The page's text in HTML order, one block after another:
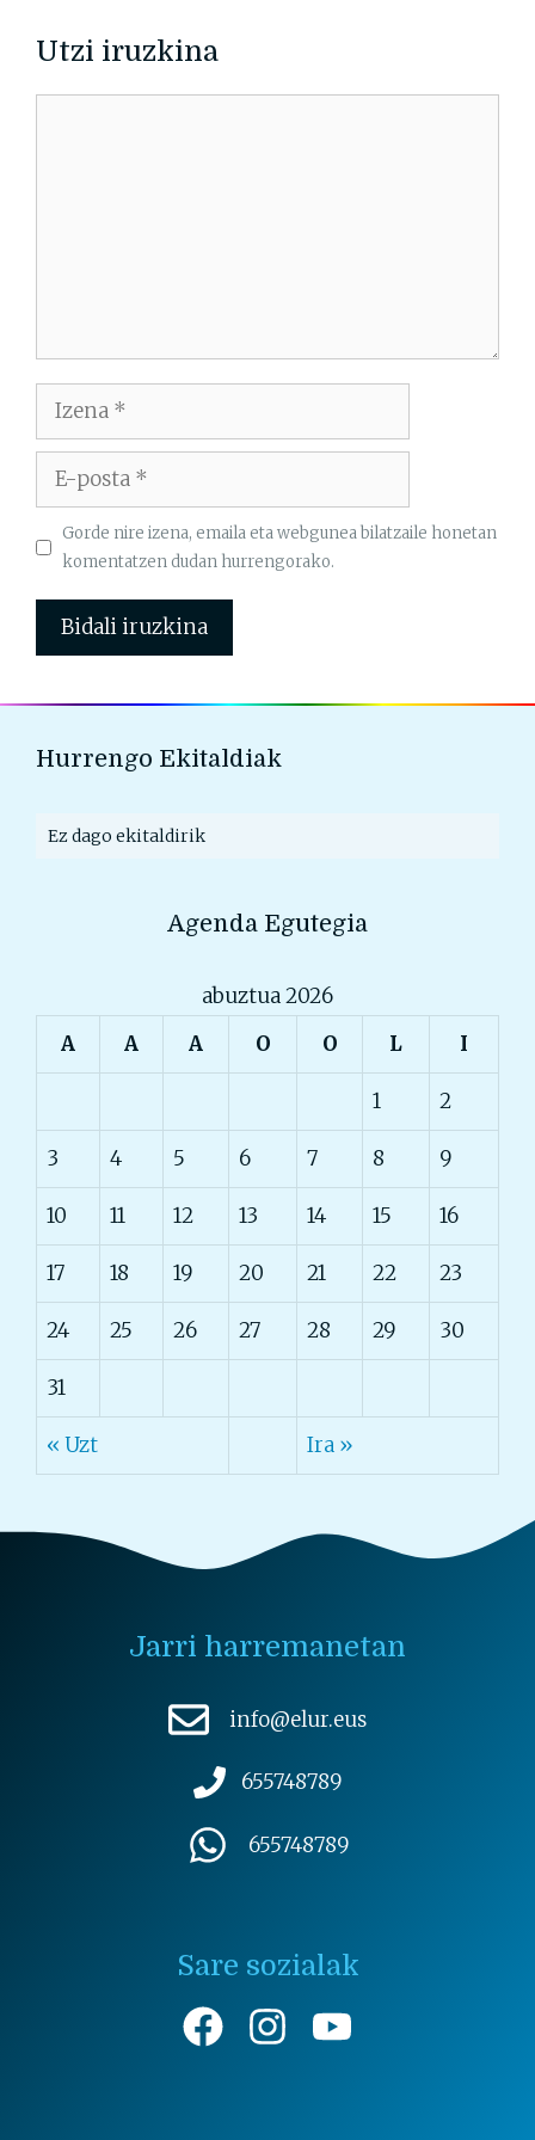
Utzi iruzkina
Izena
E-
posta
Gorde nire izena, emaila eta webgunea bilatzaile honetan
komentatzen dudan hurrengorako.
Hurrengo Ekitaldiak
Ez dago ekitaldirik
Agenda Egutegia
abuztua 2026
A
A A O O L I
1 2
3 4 5 6 7 8 9
10 11 12 13 14 15 16
17 18 19 20 21 22 23
24 25 26 27 28 29 30
31
« Uzt Ira »
Jarri harremanetan
info@elur.eus
655748789
655748789
Sare sozialak